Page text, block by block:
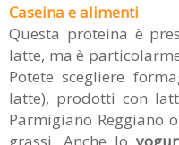
Caseina e alimenti
Questa proteina è
latte, ma è
Potete scegliere
latte), prodotti con
Parmigiano Reggiano
grassi. Anche lo